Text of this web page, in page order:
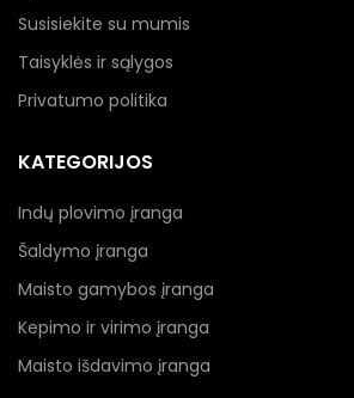
Susisiekite su mumis
Taisyklės ir sąlygos
Privatumo politika
KATEGORIJOS
Indų plovimo įranga
Šaldymo įranga
Maisto gamybos įranga
Kepimo ir virimo įranga
Maisto išdavimo įranga